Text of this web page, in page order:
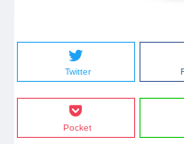
Twitter
Pocket